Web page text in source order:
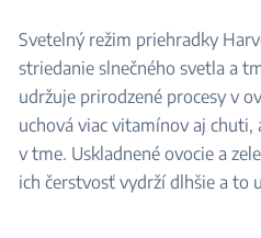
Svetelný režim priehradky
striedanie slnečného svetla a
udržuje prirodzené procesy v
uchová viac vitamínov aj chuti,
v tme. Uskladnené ovocie a
ich čerstvosť vydrží dlhšie a to